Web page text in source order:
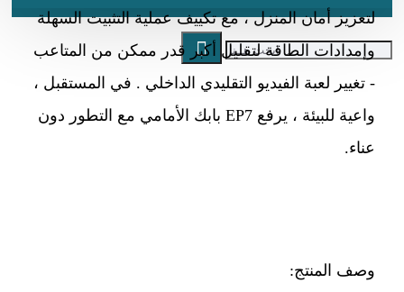
لتعزيز أمان المنزل ، مع تكييف عملية التثبيت السهلة
وإمدادات الطاقة لتقليل أكبر قدر ممكن من المتاعب
- تغيير لعبة الفيديو التقليدي الداخلي . في المستقبل ،
واعية للبيئة ، يرفع EP7 بابك الأمامي مع التطور دون
عناء.
وصف المنتج: